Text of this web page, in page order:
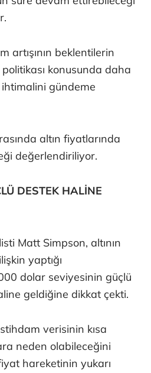
artışının beklentilerin
konusunda daha
gündeme
altın fiyatlarında
değerlendiriliyor.
DESTEK HALİNE
Matt Simpson, altının
yaptığı
dolar seviyesinin güçlü
geldiğine dikkat çekti.
verisinin kısa
neden olabileceğini
hareketinin yukarı